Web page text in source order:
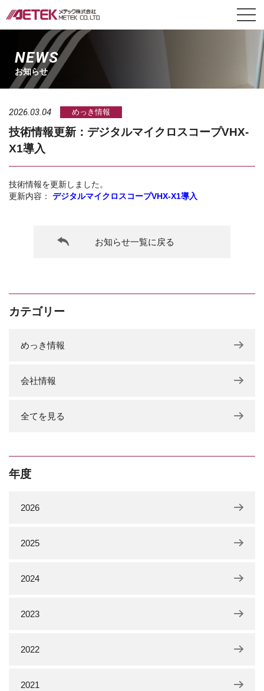
NEWS
お知らせ
2026.03.04 めっき情報
技術情報更新：デジタルマイクロスコープVHX-
X1導入
技術情報を更新しました。
更新内容：
デジタルマイクロスコープVHX-X1導入
お知らせ一覧に戻る
カテゴリー
めっき情報
会社情報
全てを見る
年度
2026
2025
2024
2023
2022
2021